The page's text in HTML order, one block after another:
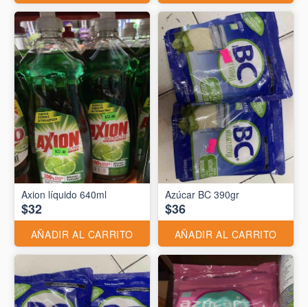
Axion líquido 640ml
$32
AÑADIR AL CARRITO
Azúcar BC 390gr
$36
AÑADIR AL CARRITO